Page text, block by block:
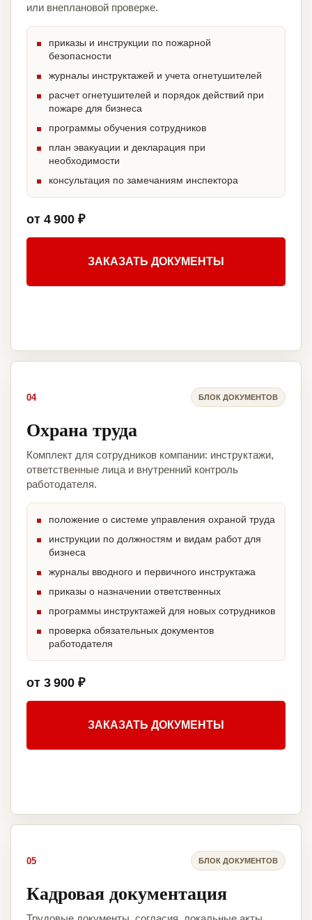
или внеплановой проверке.
приказы и инструкции по пожарной
безопасности
журналы инструктажей и учета огнетушителей
расчет огнетушителей и порядок действий при
пожаре для бизнеса
программы обучения сотрудников
план эвакуации и декларация при
необходимости
консультация по замечаниям инспектора
от 4 900 ₽
ЗАКАЗАТЬ ДОКУМЕНТЫ
04 БЛОК ДОКУМЕНТОВ
Охрана труда
Комплект для сотрудников компании: инструктажи,
ответственные лица и внутренний контроль
работодателя.
положение о системе управления охраной труда
инструкции по должностям и видам работ для
бизнеса
журналы вводного и первичного инструктажа
приказы о назначении ответственных
программы инструктажей для новых сотрудников
проверка обязательных документов
работодателя
от 3 900 ₽
ЗАКАЗАТЬ ДОКУМЕНТЫ
05 БЛОК ДОКУМЕНТОВ
Кадровая документация